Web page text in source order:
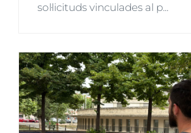
sol·licituds vinculades al p...